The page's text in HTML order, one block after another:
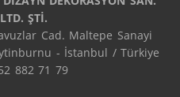
ŞTİ.
Cad. Maltepe Sanayi
- İstanbul / Türkiye
882 71 79